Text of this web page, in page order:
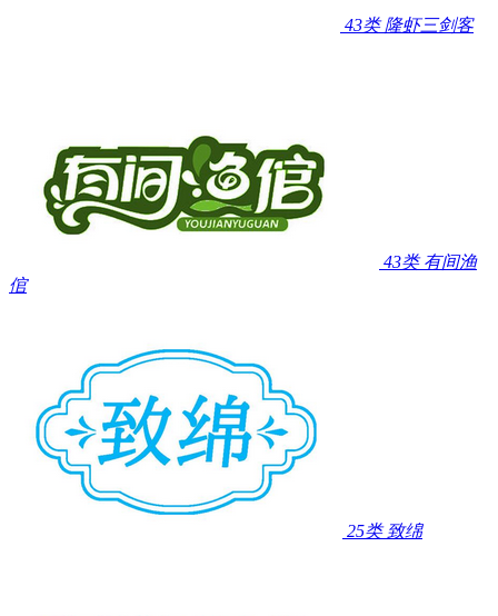
43类 隆虾三剑客
43类 有间渔
倌
25类 致绵